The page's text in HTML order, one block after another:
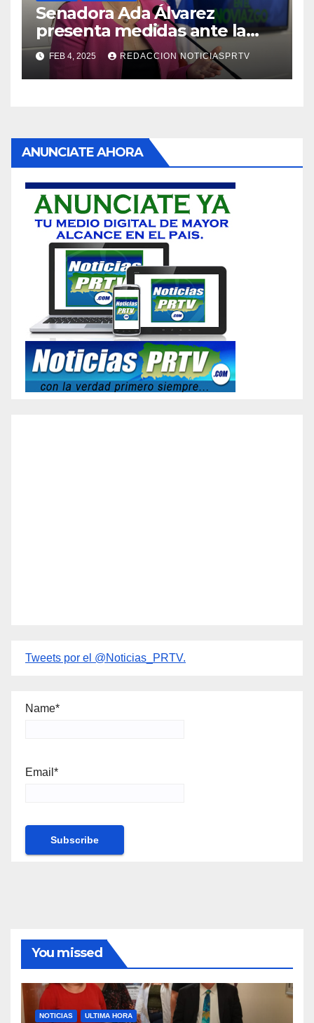
Senadora Ada Álvarez
presenta medidas ante la
violencia en el noviazgo
FEB 4, 2025 REDACCION NOTICIASPRTV
ANUNCIATE AHORA
Tweets por el @Noticias_PRTV.
Name*
Email*
You missed
NOTICIAS ULTIMA HORA